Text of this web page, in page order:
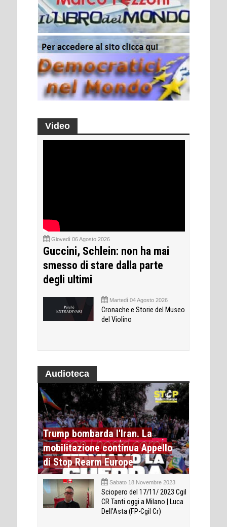
Video
Giovedì 06 Agosto 2026
Guccini, Schlein: non ha mai
smesso di stare dalla parte
degli ultimi
Martedì 04 Agosto 2026
Cronache e Storie del Museo
del Violino
Audioteca
Trump bombarda l'Iran. La
mobilitazione continua Appello
di Stop Rearm Europe
Sabato 18 Novembre 2023
Sciopero del 17/11/ 2023 Cgil
CR Tanti oggi a Milano | Luca
Dell’Asta (FP-Cgil Cr)